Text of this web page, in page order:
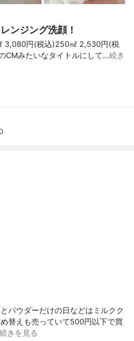
ンジング洗顔！
3,080円(税込)250㎖ 2,530円(税
CMみたいなタイトルにして…続き
パウダーだけの日などはミルクク
替えも売っていて500円以下で買
続きを見る